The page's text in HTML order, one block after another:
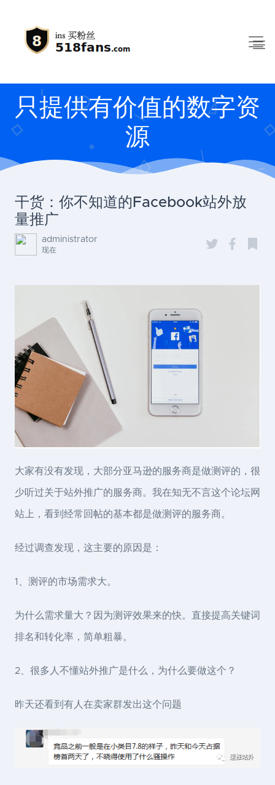
只提供有价值的数字资
源
干货：你不知道的Facebook站外放
量推广
administrator
现在
大家有没有发现，大部分亚马逊的服务商是做测评的，很
少听过关于站外推广的服务商。我在知无不言这个论坛网
站上，看到经常回帖的基本都是做测评的服务商。
经过调查发现，这主要的原因是：
1、测评的市场需求大。
为什么需求量大？因为测评效果来的快。直接提高关键词
排名和转化率，简单粗暴。
2、很多人不懂站外推广是什么，为什么要做这个？
昨天还看到有人在卖家群发出这个问题